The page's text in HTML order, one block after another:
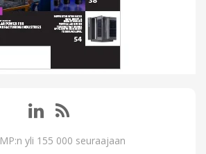
yli 155 000 seuraajaan